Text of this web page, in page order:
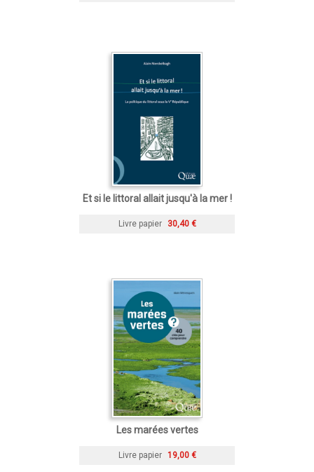
Et si le littoral allait jusqu'à la mer !
Livre papier 30,40 €
Les marées vertes
Livre papier 19,00 €